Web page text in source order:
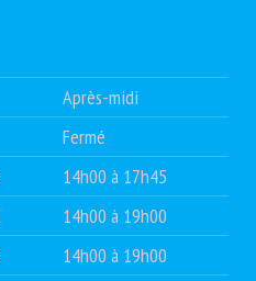
Après-midi
Fermé
14h00 à 17h45
14h00 à 19h00
14h00 à 19h00